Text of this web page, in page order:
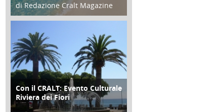
di Redazione Cralt Magazine
25 Giugno 2016
ATTIVITÀ
Con il CRALT: Evento Culturale
Riviera dei Fiori